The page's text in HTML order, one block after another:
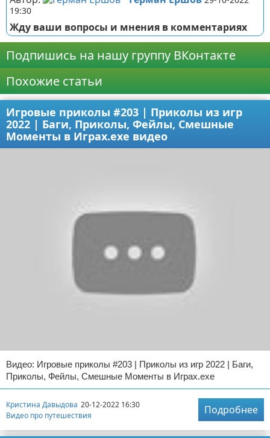
19:30
Жду ваши вопросы и мнения в комментариях
Подпишись на нашу группу ВКонтакте
Похожие статьи
Игровые приколы #203 | Приколы из игр
2022 | Баги, Приколы, Фейлы, Смешные
Моменты в Играх.exe видео
Видео: Игровые приколы #203 | Приколы из игр 2022 | Баги,
Приколы, Фейлы, Смешные Моменты в Играх.exe
Кристина Давыдова 20-12-2022 16:30
Видео про путешествия
Подробнее